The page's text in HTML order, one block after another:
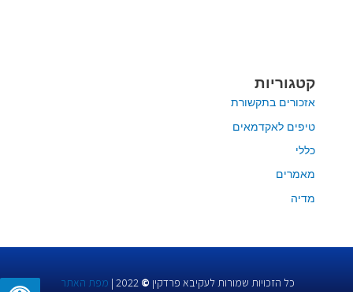
קטגוריות
אזכורים בתקשורת
טיפים לאקדמאים
כללי
מאמרים
מדיה
כל הזכויות שמורות לעקיבא פרדקין © מפת האתר